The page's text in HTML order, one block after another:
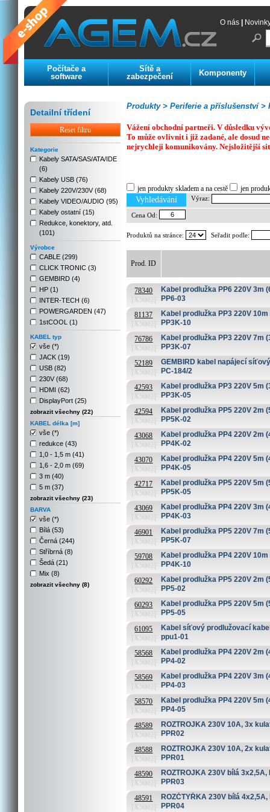
O nás
Počítače a
software
Sítě a
zabezpečení
Komponenty
Detailní třídení
Reset filtru
Kategorie
Kabely SATA/SAS/ATA/IDE
(6)
Kabely USB (76)
Kabely 220V/230V (68)
Kabely VIDEO/AUDIO (95)
Kabely ostatní (15)
Redukce, konektory, atd.
(101)
Výrobce
CABLE (299)
CLICK TRONIC (3)
GEMBIRD (4)
HP (1)
INTER-TECH (6)
POWERGARDEN (47)
1stCOOL (1)
KABEL typ
vše (*)
JACK (19)
USB (82)
230V (68)
HDMI (62)
DisplayPort (25)
zobrazit všechny (22)
KABEL délka [m]
vše (*)
redukce (43)
1,0 - 1,5 m (41)
1,6 - 2,0 m (69)
3 m (40)
5 m (37)
zobrazit všechny (23)
BARVA
vše (*)
Bílá (53)
Černá (244)
Stříbrná (8)
Šedá (21)
Mix (8)
zobrazit všechny (8)
Periferie a příslušenství >
Produkty >
Vážení obchodní partneři. V důsledku
To může ovlivnit i již zadané, ale dosud
nejrychleji komunikovány. Nejsložitější
jen produkty skladem a na cestě jen
Vyhledávání Výraz:
Cena Od:
Produktů na stránce: Seřadit podle:
Prod. ID
78340
[X5002]
Kabel prodlužka PP6 220V 3m
PP6-03
81137
[X5002]
Kabel prodlužka PP3 220V
PP3K-10
76786
[X5002]
Kabel prodlužka PP3 220V 7m
PP3K-07
52189
[X5002]
GEMBIRD kabel napájecí
PC-184/2
42593
[X5002]
Kabel prodlužka PP3 220V 5m
PP3K-05
42594
[X5002]
Kabel prodlužka PP5 220V 2m
PP5K-02
43068
[X5002]
Kabel prodlužka PP4 220V 2m
PP4K-02
43070
[X5002]
Kabel prodlužka PP4 220V 5m
PP4K-05
42717
[X5002]
Kabel prodlužka PP5 220V 5m
PP5K-05
43069
[X5002]
Kabel prodlužka PP4 220V 3m
PP4K-03
46901
[X5002]
Kabel prodlužka PP5 220V 7m
PP5K-07
59708
[X5002]
Kabel prodlužka PP4 220V
PP4K-10
60292
[X5002]
Kabel prodlužka PP5 220V 2m
PP5-02
60293
[X5002]
Kabel prodlužka PP5 220V 5m
PP5-05
61095
[X5002]
Kabel síťový prodlužovací
ppu1-01
58568
[X5002]
Kabel prodlužka PP4 220V 2m
PP4-02
58569
[X5002]
Kabel prodlužka PP4 220V 3m
PP4-03
58570
[X5002]
Kabel prodlužka PP4 220V 5m
PP4-05
48589
[X5002]
ROZTROJKA 230V 10A, 3x
PPR02
48588
[X5002]
ROZTROJKA 230V 10A, 2x
PPR01
48590
[X5002]
ROZTROJKA 230V bílá 3x2,5A,
PPR03
48591
[X5002]
ROZČTYŘKA 230V bílá 4x2,5A,
PPR04